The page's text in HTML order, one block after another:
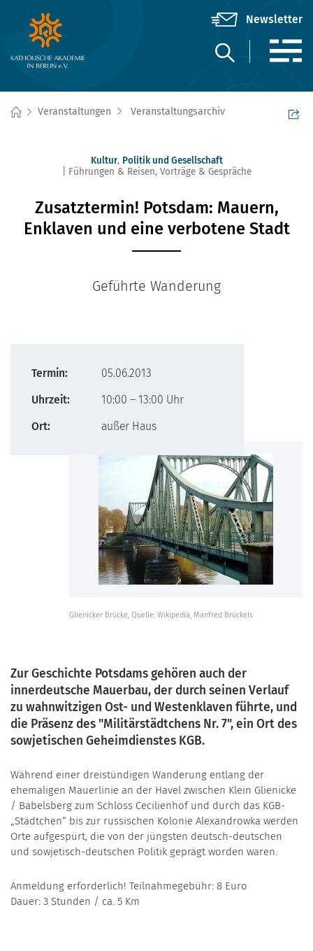
Veranstaltungen Veranstaltungsarchiv
Kultur, Politik und Gesellschaft
Führungen & Reisen, Vorträge & Gespräche
Zusatztermin! Potsdam: Mauern,
Enklaven und eine verbotene Stadt
Geführte Wanderung
Glienicker Brücke, Quelle: Wikipedia, Manfred Brückels
Termin:
05.06.2013
Uhrzeit:
10:00 – 13:00 Uhr
Ort:
außer Haus
Zur Geschichte Potsdams gehören auch der
innerdeutsche Mauerbau, der durch seinen Verlauf
zu wahnwitzigen Ost- und Westenklaven führte, und
die Präsenz des "Militärstädtchens Nr. 7", ein Ort des
sowjetischen Geheimdienstes KGB.
Während einer dreistündigen Wanderung entlang der
ehemaligen Mauerlinie an der Havel zwischen Klein Glienicke
/ Babelsberg zum Schloss Cecilienhof und durch das KGB-
„Städtchen“ bis zur russischen Kolonie Alexandrowka werden
Orte aufgespürt, die von der jüngsten deutsch-deutschen
und sowjetisch-deutschen Politik geprägt worden waren.
Anmeldung erforderlich! Teilnahmegebühr: 8 Euro
Dauer: 3 Stunden / ca. 5 Km